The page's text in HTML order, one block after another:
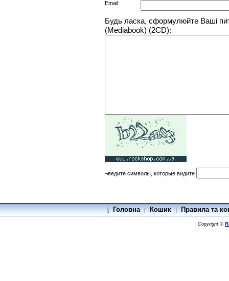
Email:
Будь ласка, сформулюйте Ваші
(Mediabook) (2CD):
¬ведите символы, которые видите
[ Головна | Кошик | Правила та
Copyright ©